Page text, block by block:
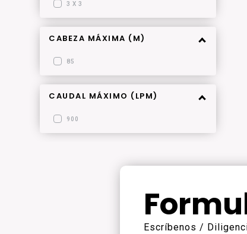
3 X 3
CABEZA MÁXIMA (M)
85
CAUDAL MÁXIMO (LPM)
900
Escríbenos /